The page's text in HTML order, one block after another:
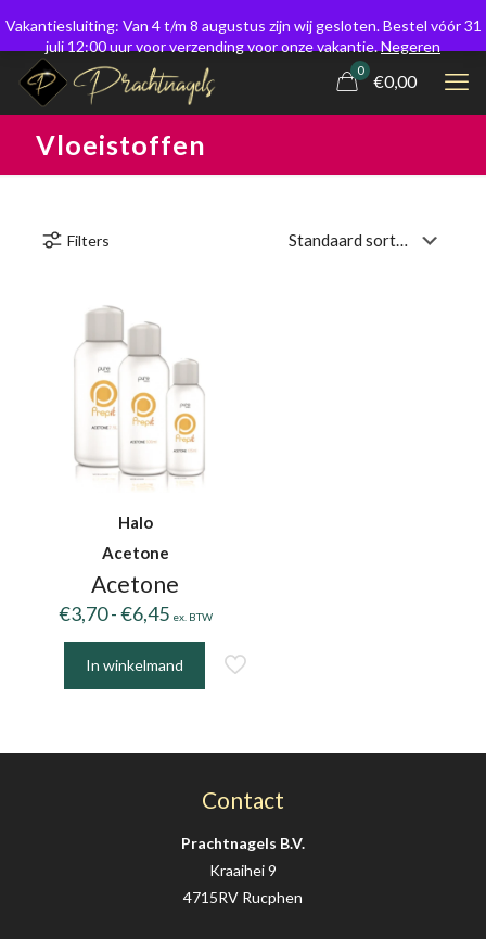
0
€0,00
Vloeistoffen
Filters
Halo
Acetone
Acetone
€3,70-€6,45Prijsklasse:
€3,70
tot
€6,45
ex. BTW
In winkelmand
meerdere
Contact
Prachtnagels B.V.
Kraaihei 9
4715RV Rucphen
Vakantiesluiting: Van 4 t/m 8 augustus zijn wij gesloten. Bestel vóór 31
juli 12:00 uur voor verzending voor onze vakantie.Negeren